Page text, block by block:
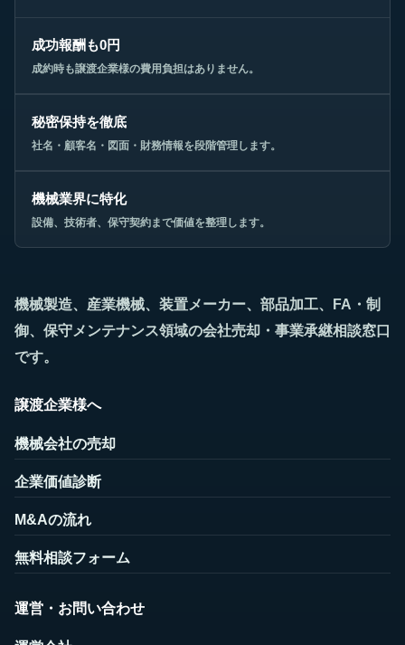
成功報酬も0円
成約時も譲渡企業様の費用負担はありません。
秘密保持を徹底
社名・顧客名・図面・財務情報を段階管理します。
機械業界に特化
設備、技術者、保守契約まで価値を整理します。
機械製造、産業機械、装置メーカー、部品加工、FA・制
御、保守メンテナンス領域の会社売却・事業承継相談窓口
です。
譲渡企業様へ
機械会社の売却
企業価値診断
M&Aの流れ
無料相談フォーム
運営・お問い合わせ